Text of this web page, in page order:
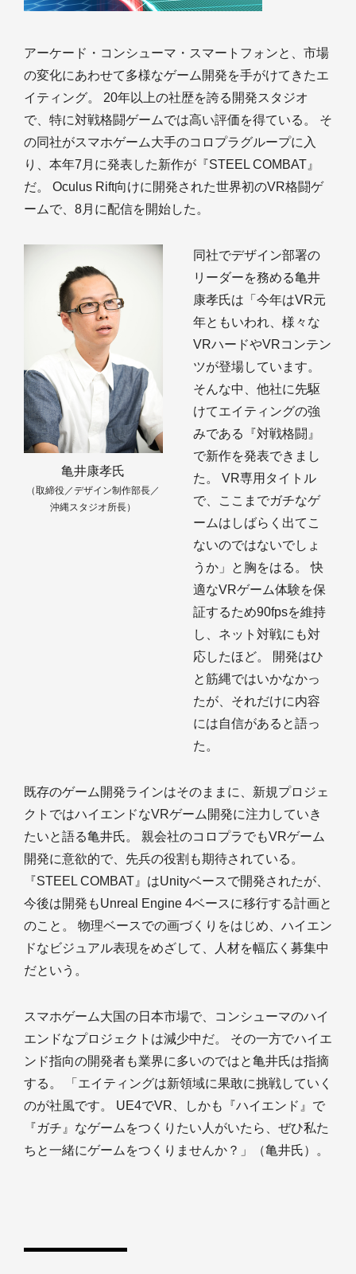
アーケード・コンシューマ・スマートフォンと、市場
の変化にあわせて多様なゲーム開発を手がけてきたエ
イティング。 20年以上の社歴を誇る開発スタジオ
で、特に対戦格闘ゲームでは高い評価を得ている。 そ
の同社がスマホゲーム大手のコロプラグループに入
り、本年7月に発表した新作が『STEEL COMBAT』
だ。 Oculus Rift向けに開発された世界初のVR格闘ゲ
ームで、8月に配信を開始した。
亀井康孝氏
（取締役／デザイン制作部長／
沖縄スタジオ所長）
同社でデザイン部署の
リーダーを務める亀井
康孝氏は「今年はVR元
年ともいわれ、様々な
VRハードやVRコンテン
ツが登場しています。
そんな中、他社に先駆
けてエイティングの強
みである『対戦格闘』
で新作を発表できまし
た。 VR専用タイトル
で、ここまでガチなゲ
ームはしばらく出てこ
ないのではないでしょ
うか」と胸をはる。 快
適なVRゲーム体験を保
証するため90fpsを維持
し、ネット対戦にも対
応したほど。 開発はひ
と筋縄ではいかなかっ
たが、それだけに内容
には自信があると語っ
た。
既存のゲーム開発ラインはそのままに、新規プロジェ
クトではハイエンドなVRゲーム開発に注力していき
たいと語る亀井氏。 親会社のコロプラでもVRゲーム
開発に意欲的で、先兵の役割も期待されている。
『STEEL COMBAT』はUnityベースで開発されたが、
今後は開発もUnreal Engine 4ベースに移行する計画と
のこと。 物理ベースでの画づくりをはじめ、ハイエン
ドなビジュアル表現をめざして、人材を幅広く募集中
だという。
スマホゲーム大国の日本市場で、コンシューマのハイ
エンドなプロジェクトは減少中だ。 その一方でハイエ
ンド指向の開発者も業界に多いのではと亀井氏は指摘
する。 「エイティングは新領域に果敢に挑戦していく
のが社風です。 UE4でVR、しかも『ハイエンド』で
『ガチ』なゲームをつくりたい人がいたら、ぜひ私た
ちと一緒にゲームをつくりませんか？」（亀井氏）。